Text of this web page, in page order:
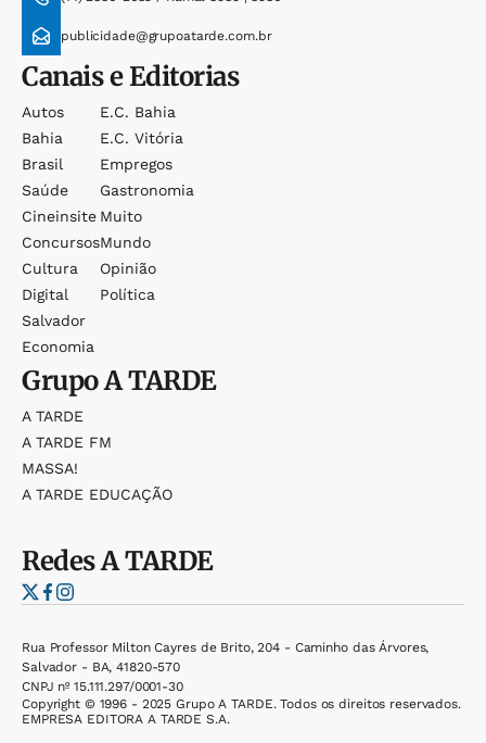
publicidade@grupoatarde.com.br
Canais e Editorias
Autos
Bahia
Brasil
Saúde
Cineinsite
Concursos
Cultura
Digital
Salvador
Economia
E.c. Bahia
E.c. Vitória
Empregos
Gastronomia
Muito
Mundo
Opinião
Política
GrupoA TARDE
A TARDE
A TARDE FM
MASSA!
A TARDE EDUCAÇÃO
RedesA TARDE
Rua Professor Milton Cayres de Brito, 204 - Caminho das Árvores,
Salvador - BA, 41820-570
CNPJ nº 15.111.297/0001-30
Copyright © 1996 - 2025 Grupo A TARDE. Todos os direitos reservados.
EMPRESA EDITORA A TARDE S.A.